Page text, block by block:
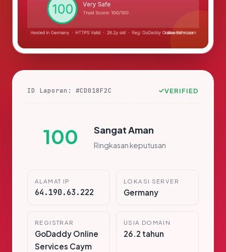
ID Laporan: #CD018F2C VERIFIED
100 Sangat Aman
Ringkasan keputusan
ALAMAT IP
64.190.63.222
LOKASI SERVER
Germany
REGISTRAR
GoDaddy Online
Services Caym
USIA DOMAIN
26.2 tahun